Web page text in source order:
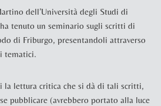
dell’Università degli Studi di
tenuto un seminario sugli scritti di
di Friburgo, presentandoli attraverso
tematici.
la lettura critica che si dà di tali scritti,
pubblicare (avrebbero portato alla luce